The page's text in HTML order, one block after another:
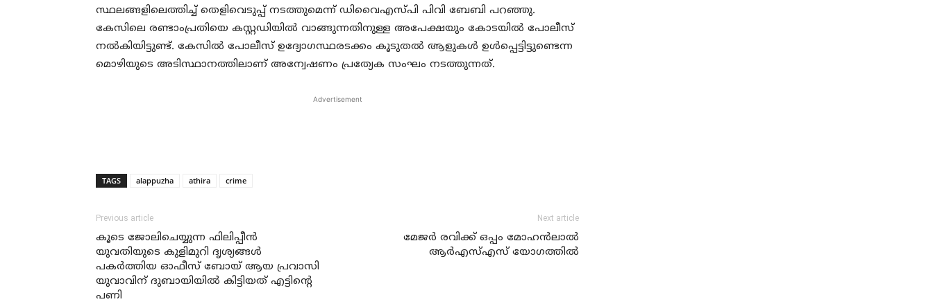
സ്ഥലങ്ങളിലെത്തിച്ച് തെളിവെടുപ്പ് നടത്തുമെന്ന് ഡിവൈഎസ്പി പിവി ബേബി പറഞ്ഞു.
കേസിലെ രണ്ടാംപ്രതിയെ കസ്റ്റഡിയില്‍ വാങ്ങുന്നതിനുള്ള അപേക്ഷയും കോടയില്‍ പോലീസ്
നല്‍കിയിട്ടുണ്ട്. കേസില്‍ പോലീസ് ഉദ്യോഗസ്ഥരടക്കം കൂടുതല്‍ ആളുകള്‍ ഉള്‍പ്പെട്ടിട്ടുണ്ടെന്ന
മൊഴിയുടെ അടിസ്ഥാനത്തിലാണ് അന്വേഷണം പ്രത്യേക സംഘം നടത്തുന്നത്.
Advertisement
TAGS alappuzha athira crime
Previous article
കൂടെ ജോലിചെയ്യുന്ന ഫിലിപ്പീന്‍
യുവതിയുടെ കുളിമുറി ദൃശ്യങ്ങള്‍
പകര്‍ത്തിയ ഓഫീസ് ബോയ് ആയ പ്രവാസി
യുവാവിന് ദുബായിയില്‍ കിട്ടിയത് എട്ടിന്റെ
പണി
Next article
മേജര്‍ രവിക്ക് ഒപ്പം മോഹന്‍ലാല്‍
ആര്‍എസ്എസ് യോഗത്തില്‍